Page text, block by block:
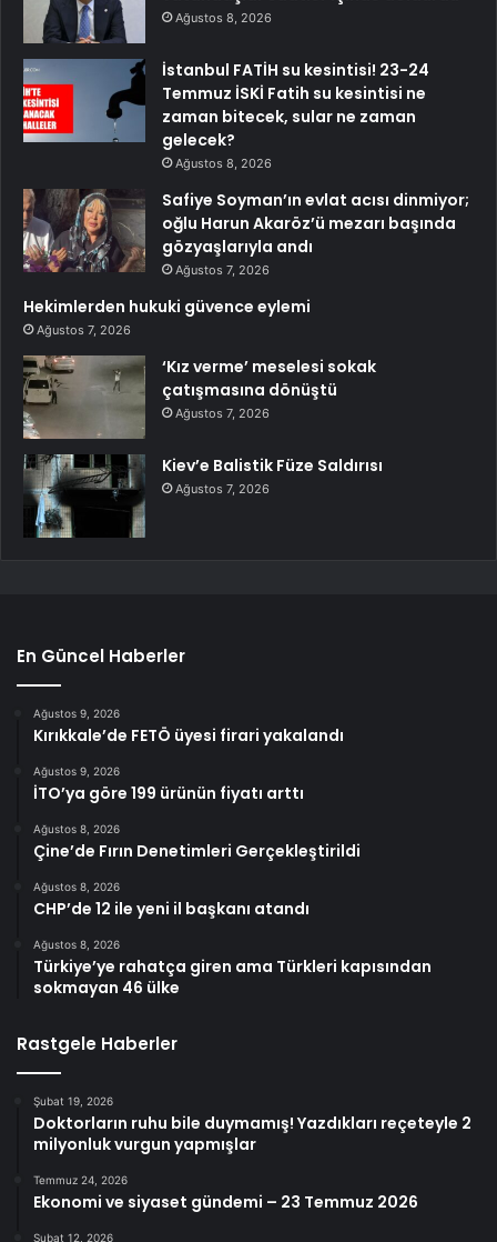
Ağustos 8, 2026
İstanbul FATİH su kesintisi! 23-24
Temmuz İSKİ Fatih su kesintisi ne
zaman bitecek, sular ne zaman
gelecek?
Ağustos 8, 2026
Safiye Soyman’ın evlat acısı dinmiyor;
oğlu Harun Akaröz’ü mezarı başında
gözyaşlarıyla andı
Ağustos 7, 2026
Hekimlerden hukuki güvence eylemi
Ağustos 7, 2026
‘Kız verme’ meselesi sokak
çatışmasına dönüştü
Ağustos 7, 2026
Kiev’e Balistik Füze Saldırısı
Ağustos 7, 2026
En Güncel Haberler
Ağustos 9, 2026
Kırıkkale’de FETÖ üyesi firari yakalandı
Ağustos 9, 2026
İTO’ya göre 199 ürünün fiyatı arttı
Ağustos 8, 2026
Çine’de Fırın Denetimleri Gerçekleştirildi
Ağustos 8, 2026
CHP’de 12 ile yeni il başkanı atandı
Ağustos 8, 2026
Türkiye’ye rahatça giren ama Türkleri kapısından
sokmayan 46 ülke
Rastgele Haberler
Şubat 19, 2026
Doktorların ruhu bile duymamış! Yazdıkları reçeteyle 2
milyonluk vurgun yapmışlar
Temmuz 24, 2026
Ekonomi ve siyaset gündemi – 23 Temmuz 2026
Şubat 12, 2026